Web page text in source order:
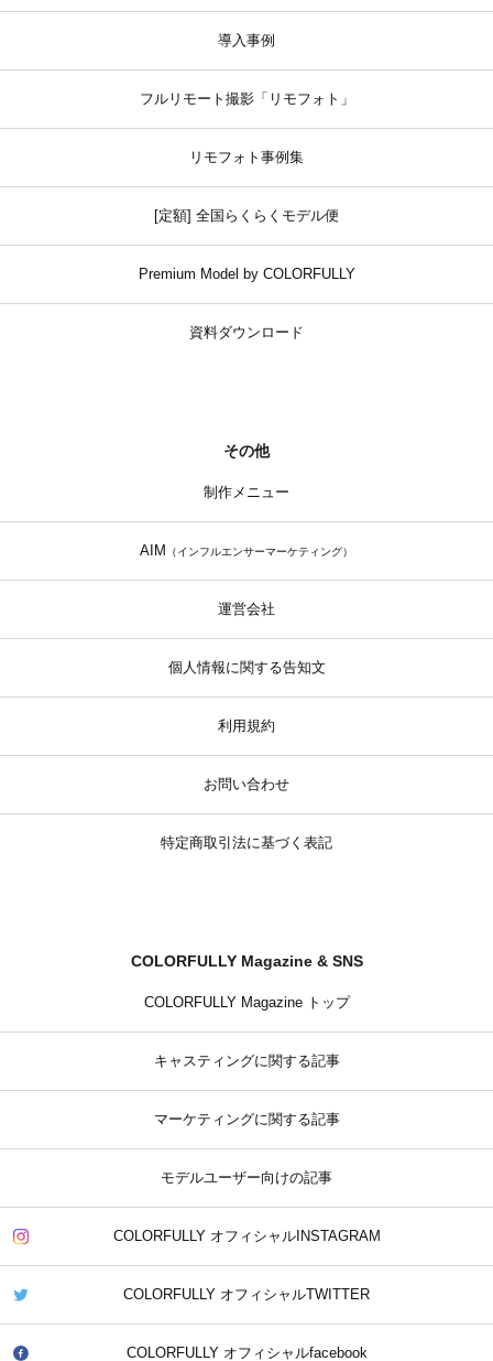
導入事例
フルリモート撮影「リモフォト」
リモフォト事例集
[定額] 全国らくらくモデル便
Premium Model by COLORFULLY
資料ダウンロード
その他
制作メニュー
AIM （インフルエンサーマーケティング）
運営会社
個人情報に関する告知文
利用規約
お問い合わせ
特定商取引法に基づく表記
COLORFULLY Magazine & SNS
COLORFULLY Magazine トップ
キャスティングに関する記事
マーケティングに関する記事
モデルユーザー向けの記事
COLORFULLY オフィシャルINSTAGRAM
COLORFULLY オフィシャルTWITTER
COLORFULLY オフィシャルfacebook